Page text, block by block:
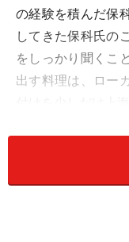
の経験を積んだ保
してきた保科氏の
をしっかり聞くこ
出す料理は、ロー
料理は890元のお
になる黒毛和牛